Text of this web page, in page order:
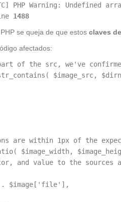
PHP Warning: Undefined
1488
se queja de que estos claves
afectados:
of the src, we've
$image_src,
are within 1px of the
$image_width,
and value to the sources
. $image['file'],